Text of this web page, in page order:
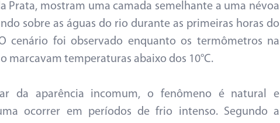
Prata, mostram uma camada semelhante a uma névoa
sobre as águas do rio durante as primeiras horas do
cenário foi observado enquanto os termômetros na
marcavam temperaturas abaixo dos 10°C.
da aparência incomum, o fenômeno é natural e
ocorrer em períodos de frio intenso. Segundo a